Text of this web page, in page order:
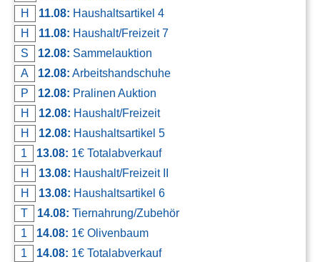
H
11.08: Haushaltsartikel 4
H
11.08: Haushalt/Freizeit 7
S
12.08: Sammelauktion
A
12.08: Arbeitshandschuhe
P
12.08: Pralinen Auktion
H
12.08: Haushalt/Freizeit
H
12.08: Haushaltsartikel 5
1
13.08: 1€ Totalabverkauf
H
13.08: Haushalt/Freizeit II
H
13.08: Haushaltsartikel 6
T
14.08: Tiernahrung/Zubehör
1
14.08: 1€ Olivenbaum
1
14.08: 1€ Totalabverkauf